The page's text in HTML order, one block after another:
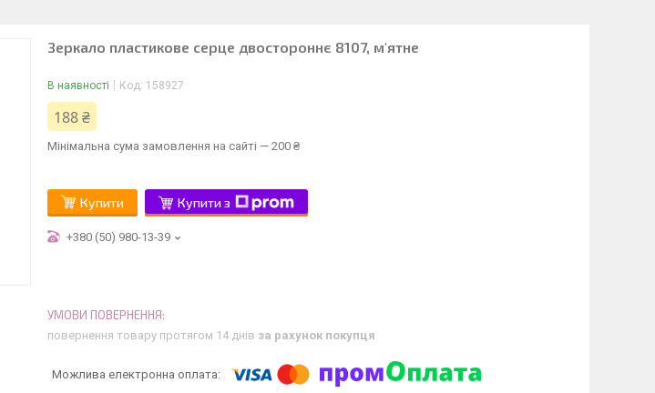
Зеркало пластикове серце двостороннє 8107, м'ятне
В наявності Код: 158927
188 ₴
Мінімальна сума замовлення на сайті — 200 ₴
Купити Купити з
+380 (50) 980-13-39
повернення товару протягом 14 днів за рахунок покупця